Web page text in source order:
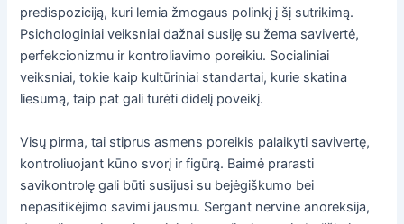
predispoziciją, kuri lemia žmogaus polinkį į šį sutrikimą.
Psichologiniai veiksniai dažnai susiję su žema savivertė,
perfekcionizmu ir kontroliavimo poreikiu. Socialiniai
veiksniai, tokie kaip kultūriniai standartai, kurie skatina
liesumą, taip pat gali turėti didelį poveikį.
Visų pirma, tai stiprus asmens poreikis palaikyti savivertę,
kontroliuojant kūno svorį ir figūrą. Baimė prarasti
savikontrolę gali būti susijusi su bejėgiškumo bei
nepasitikėjimo savimi jausmu. Sergant nervine anoreksija,